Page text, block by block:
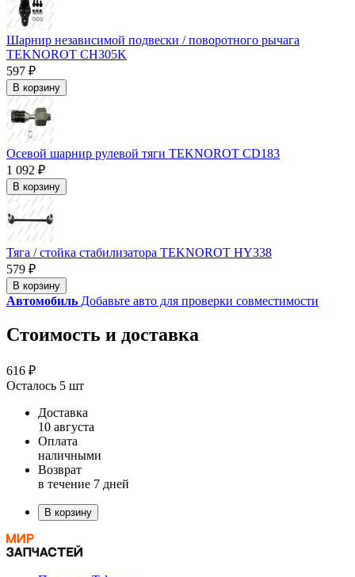
Шарнир независимой подвески / поворотного рычага
TEKNOROT CH305K
597 ₽
В корзину
Осевой шарнир рулевой тяги TEKNOROT CD183
1 092 ₽
В корзину
Тяга / стойка стабилизатора TEKNOROT HY338
579 ₽
В корзину
Автомобиль Добавьте авто для проверки совместимости
Стоимость и доставка
616 ₽
Осталось 5 шт
Доставка
10 августа
Оплата
наличными
Возврат
в течение 7 дней
В корзину